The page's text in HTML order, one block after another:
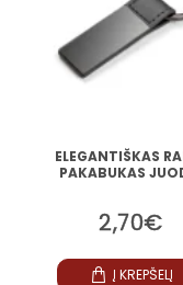
ELEGANTIŠKAS
PAKABUKAS
2,70€
Į KREPŠELĮ